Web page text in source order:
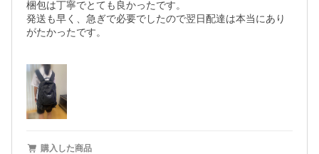
梱包は丁寧でとても良かったです。
発送も早く、急ぎで必要でしたので翌日配達は本当にあり
がたかったです。
購入した商品